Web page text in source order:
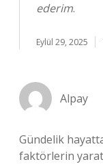
ederim.
Eylül 29, 2025
Alpay
Gündelik
faktörlerin